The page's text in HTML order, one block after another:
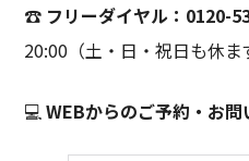
☎ フリーダイヤル：0120-
20:00（土・日・祝日も休ま
💻WEBからのご予約・お問